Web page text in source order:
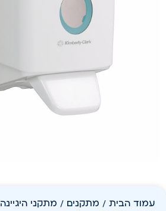
עמוד הבית / מתקנים / מתקני היגיינה